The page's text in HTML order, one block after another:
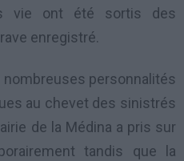
vie ont été sortis des
enregistré.
nombreuses personnalités
au chevet des sinistrés
de la Médina a pris sur
tandis que la